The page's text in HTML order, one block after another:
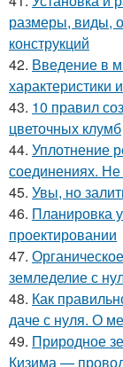
размеры, виды,
конструкций
42. Введение в
характеристики
43. 10 правил
цветочных клумб
44. Уплотнение
соединениях.
45. Увы, но
46. Планировка
проектировании
47.
земледелие с
48. Как
даче с нуля. О
49. Природное
Кизима —